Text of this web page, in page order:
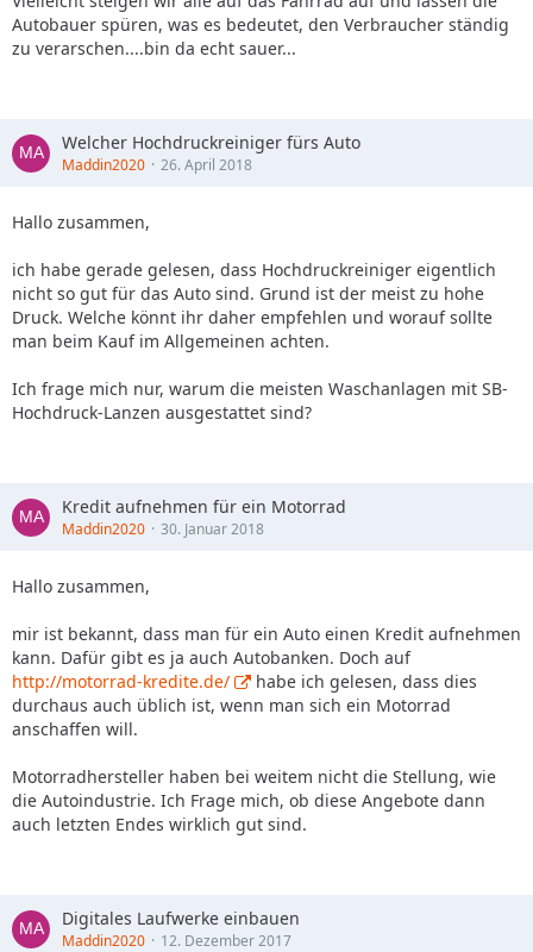
Autobauer spüren, was es bedeutet, den Verbraucher ständig
zu verarschen....bin da echt sauer...
Welcher Hochdruckreiniger fürs Auto
Maddin2020 26. April 2018
Hallo zusammen,
ich habe gerade gelesen, dass Hochdruckreiniger eigentlich
nicht so gut für das Auto sind. Grund ist der meist zu hohe
Druck. Welche könnt ihr daher empfehlen und worauf sollte
man beim Kauf im Allgemeinen achten.
Ich frage mich nur, warum die meisten Waschanlagen mit SB-
Hochdruck-Lanzen ausgestattet sind?
Kredit aufnehmen für ein Motorrad
Maddin2020 30. Januar 2018
Hallo zusammen,
mir ist bekannt, dass man für ein Auto einen Kredit aufnehmen
kann. Dafür gibt es ja auch Autobanken. Doch auf
http://motorrad-kredite.de/
habe ich gelesen, dass dies
durchaus auch üblich ist, wenn man sich ein Motorrad
anschaffen will.
Motorradhersteller haben bei weitem nicht die Stellung, wie
die Autoindustrie. Ich Frage mich, ob diese Angebote dann
auch letzten Endes wirklich gut sind.
Digitales Laufwerke einbauen
Maddin2020 12. Dezember 2017